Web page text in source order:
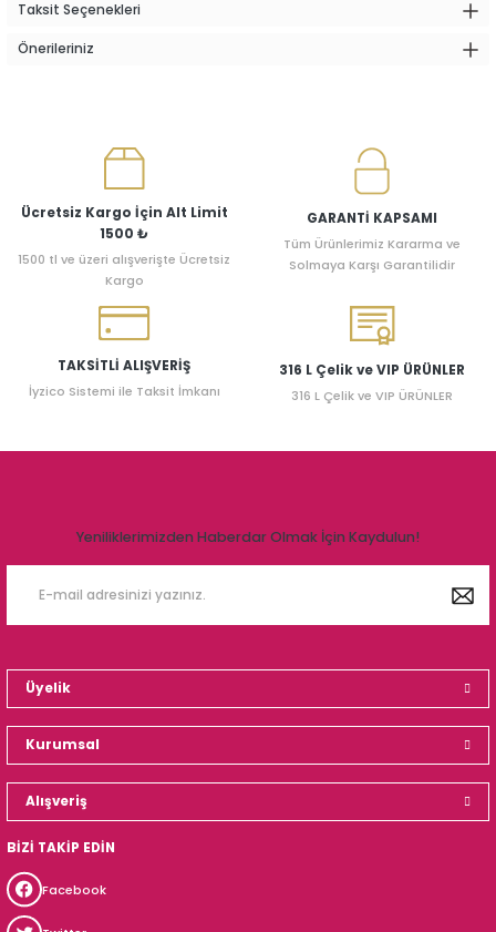
Taksit Seçenekleri
Önerileriniz
Ücretsiz Kargo İçin Alt Limit
1500 ₺
1500 tl ve üzeri alışverişte Ücretsiz
Kargo
GARANTİ KAPSAMI
Tüm Ürünlerimiz Kararma ve
Solmaya Karşı Garantilidir
TAKSİTLİ ALIŞVERİŞ
İyzico Sistemi ile Taksit İmkanı
316 L Çelik ve VIP ÜRÜNLER
316 L Çelik ve VIP ÜRÜNLER
Yeniliklerimizden Haberdar Olmak İçin Kaydulun!
Üyelik
Kurumsal
Alışveriş
BİZİ TAKİP EDİN
Facebook